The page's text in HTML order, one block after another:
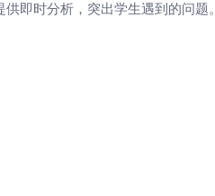
供即时分析，突出学生遇到的问题。